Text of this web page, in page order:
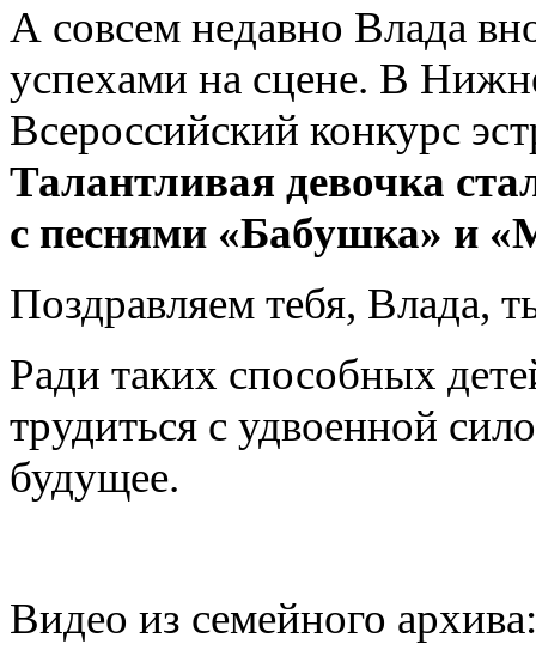
А совсем недавно Влада
успехами на сцене. В
Всероссийский конкурс
Талантливая девочка
с песнями «Бабушка» и
Поздравляем тебя, Влада,
Ради таких способных
трудиться с удвоенной
будущее.
Видео из семейного архива: